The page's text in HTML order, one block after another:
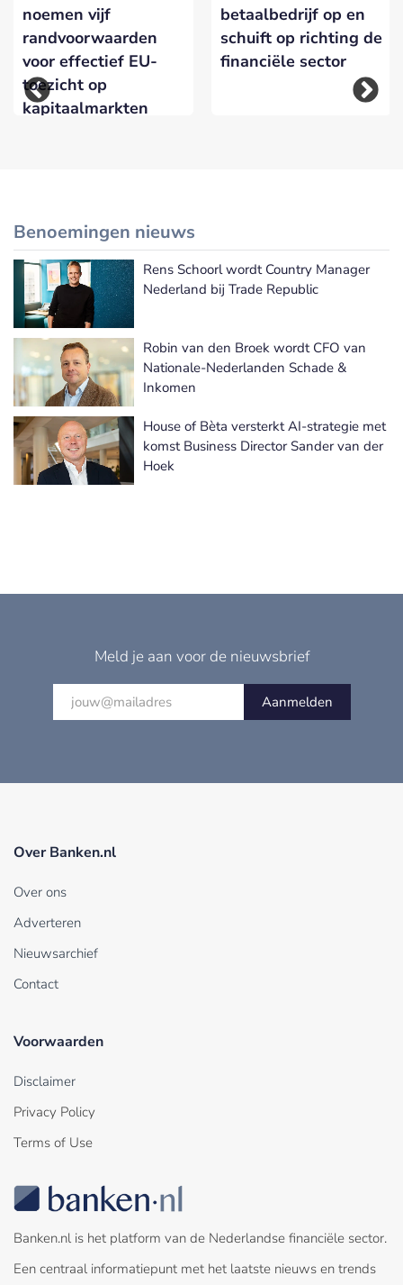
noemen vijf
randvoorwaarden
voor effectief EU-
toezicht op
kapitaalmarkten
betaalbedrijf op en
schuift op richting de
financiële sector
Benoemingen nieuws
Meer Benoemingen nieuws
Rens Schoorl wordt Country Manager
Nederland bij Trade Republic
Robin van den Broek wordt CFO van
Nationale-Nederlanden Schade &
Inkomen
House of Bèta versterkt AI-strategie met
komst Business Director Sander van der
Hoek
Meld je aan voor de nieuwsbrief
Aanmelden
Over Banken.nl
Over ons
Adverteren
Nieuwsarchief
Contact
Voorwaarden
Disclaimer
Privacy Policy
Terms of Use
Banken.nl is het platform van de Nederlandse financiële sector.
Een centraal informatiepunt met het laatste nieuws en trends